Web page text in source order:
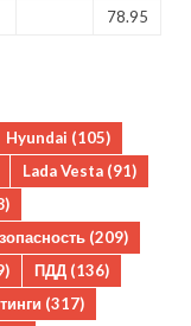
78.95
Hyundai (105)
Lada Vesta (91)
(209)
ПДД (136)
(317)